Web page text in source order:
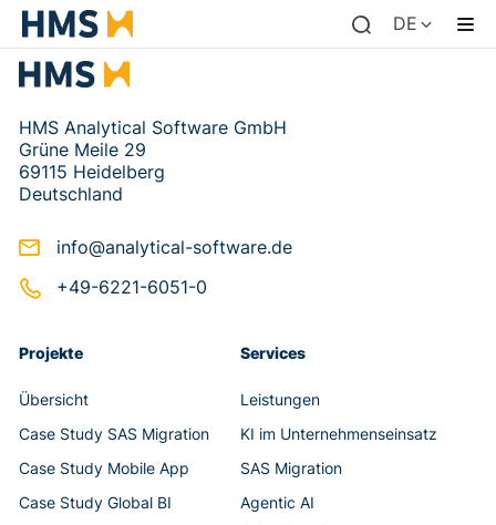
DE
HMS Analytical Software GmbH
Grüne Meile 29
69115 Heidelberg
Deutschland
info@analytical-software.de
+49-6221-6051-0
Projekte
Übersicht
Case Study SAS Migration
Case Study Mobile App
Case Study Global BI
Services
Leistungen
KI im Unternehmenseinsatz
SAS Migration
Agentic AI